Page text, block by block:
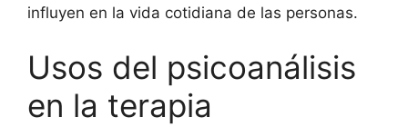
influyen en la vida cotidiana de las personas.
Usos del psicoanálisis
en la terapia